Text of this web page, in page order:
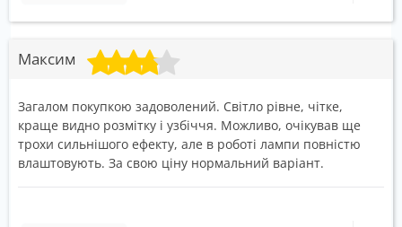
Максим
Загалом покупкою задоволений. Світло рівне, чітке,
краще видно розмітку і узбіччя. Можливо, очікував ще
трохи сильнішого ефекту, але в роботі лампи повністю
влаштовують. За свою ціну нормальний варіант.